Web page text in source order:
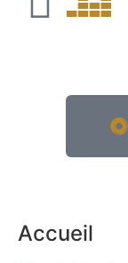
Accueil